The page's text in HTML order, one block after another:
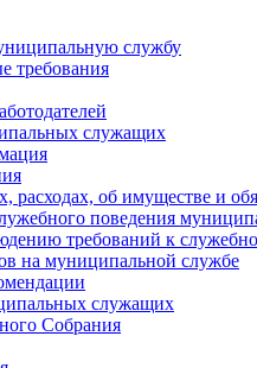
службу
требования
служащих
расходах, об имуществе и
поведения
требований к
на муниципальной службе
служащих
Cобрания